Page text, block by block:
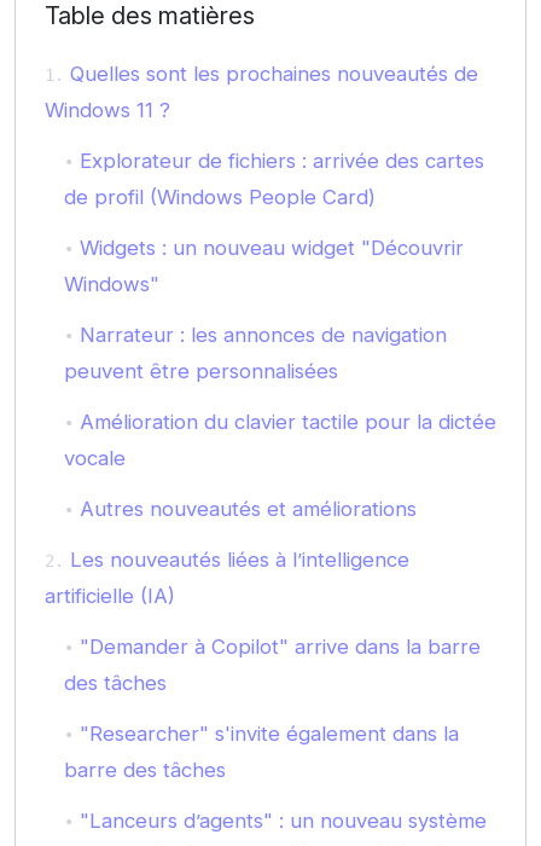
Table des matières
Quelles sont les prochaines nouveautés de
Windows 11 ?
Explorateur de fichiers : arrivée des cartes
de profil (Windows People Card)
Widgets : un nouveau widget "Découvrir
Windows"
Narrateur : les annonces de navigation
peuvent être personnalisées
Amélioration du clavier tactile pour la dictée
vocale
Autres nouveautés et améliorations
Les nouveautés liées à l’intelligence
artificielle (IA)
"Demander à Copilot" arrive dans la barre
des tâches
"Researcher" s'invite également dans la
barre des tâches
"Lanceurs d’agents" : un nouveau système